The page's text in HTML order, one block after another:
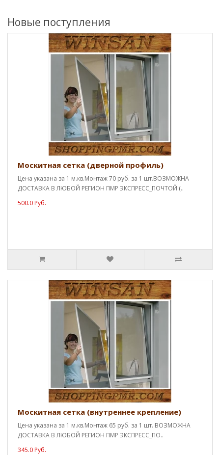
Новые поступления
Москитная сетка (дверной профиль)
Цена указана за 1 м.кв.Монтаж 70 руб. за 1 шт.ВОЗМОЖНА
ДОСТАВКА В ЛЮБОЙ РЕГИОН ПМР ЭКСПРЕСС_ПОЧТОЙ (..
500.0 Руб.
Москитная сетка (внутреннее крепление)
Цена указана за 1 м.кв.Монтаж 65 руб. за 1 шт. ВОЗМОЖНА
ДОСТАВКА В ЛЮБОЙ РЕГИОН ПМР ЭКСПРЕСС_ПО..
345.0 Руб.